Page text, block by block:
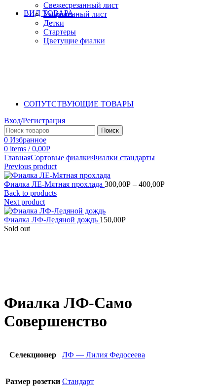
ВИД ТОВАРА
Свежесрезанный лист
Укорененный лист
Детки
Стартеры
Цветущие фиалки
СОПУТСТВУЮЩИЕ ТОВАРЫ
Вход/Регистрация
Поиск
0 Избранное
0 items / 0,00Р
ГлавнаяСортовые фиалкиФиалки стандарты
Previous product
Фиалка ЛЕ-Мятная прохлада 300,00Р – 400,00Р
Back to products
Next product
Фиалка ЛФ-Ледяной дождь 150,00Р
Sold out
Фиалка ЛФ-Само
Совершенство
Селекционер ЛФ — Лилия Федосеева
Размер розетки Стандарт